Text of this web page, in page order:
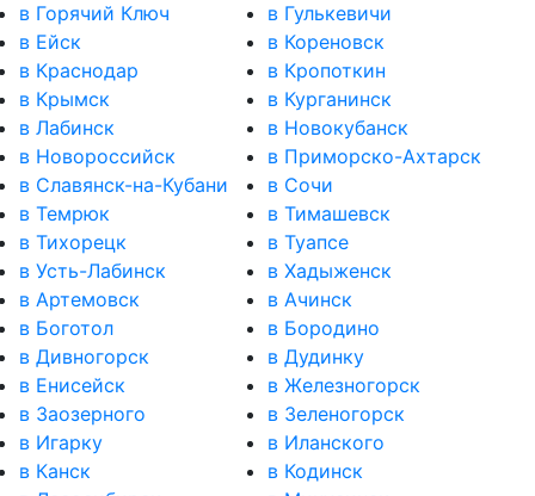
в Горячий Ключ
в Гулькевичи
в Ейск
в Кореновск
в Краснодар
в Кропоткин
в Крымск
в Курганинск
в Лабинск
в Новокубанск
в Новороссийск
в Приморско-Ахтарск
в Славянск-на-Кубани
в Сочи
в Темрюк
в Тимашевск
в Тихорецк
в Туапсе
в Усть-Лабинск
в Хадыженск
в Артемовск
в Ачинск
в Боготол
в Бородино
в Дивногорск
в Дудинку
в Енисейск
в Железногорск
в Заозерного
в Зеленогорск
в Игарку
в Иланского
в Канск
в Кодинск